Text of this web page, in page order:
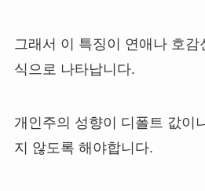
그래서 이 특징이 연애나 호
식으로 나타납니다.
개인주의 성향이 디폴트 값이
지 않도록 해야합니다.